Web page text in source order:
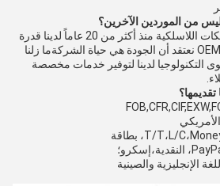
نحن نركز على منتجات الشبكات اللاسلكية منذ أكثر من 20 عاماً لدينا قدرة
إنتاج مستقرة لدعم منتجات OEM نعتقد أن الجودة هي حياة الشركةما زلنا
التكنولوجيا لدينا لتوفير خدمات مخصصة
أنواع الدفع المقبولة: T/T،L/C،MoneyGram، بطاقة
الإنجليزية والصينية